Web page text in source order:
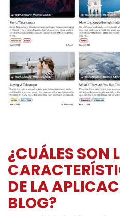
¿CUÁLES SON
DE LA
BLOG?